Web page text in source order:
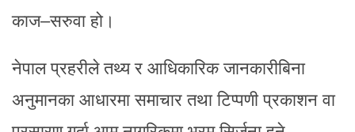
काज–सरुवा हो।
नेपाल प्रहरीले तथ्य र आधिकारिक जानकारीबिना
अनुमानका आधारमा समाचार तथा टिप्पणी प्रकाशन वा